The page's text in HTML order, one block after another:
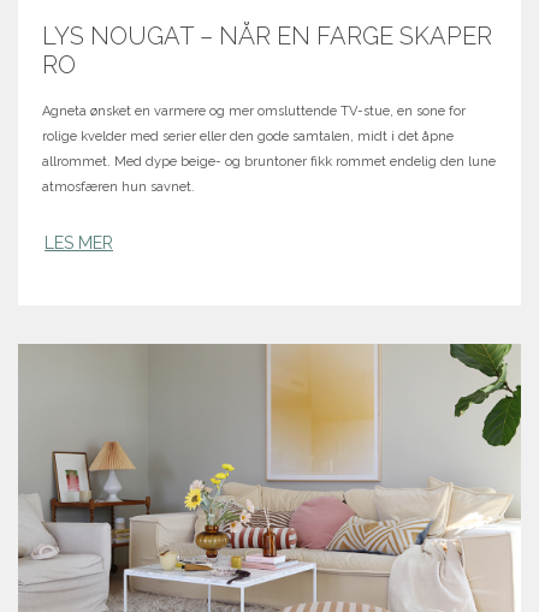
LYS NOUGAT – NÅR EN FARGE SKAPER
RO
Agneta ønsket en varmere og mer omsluttende TV-stue, en sone for
rolige kvelder med serier eller den gode samtalen, midt i det åpne
allrommet. Med dype beige- og bruntoner fikk rommet endelig den lune
atmosfæren hun savnet.
LES MER